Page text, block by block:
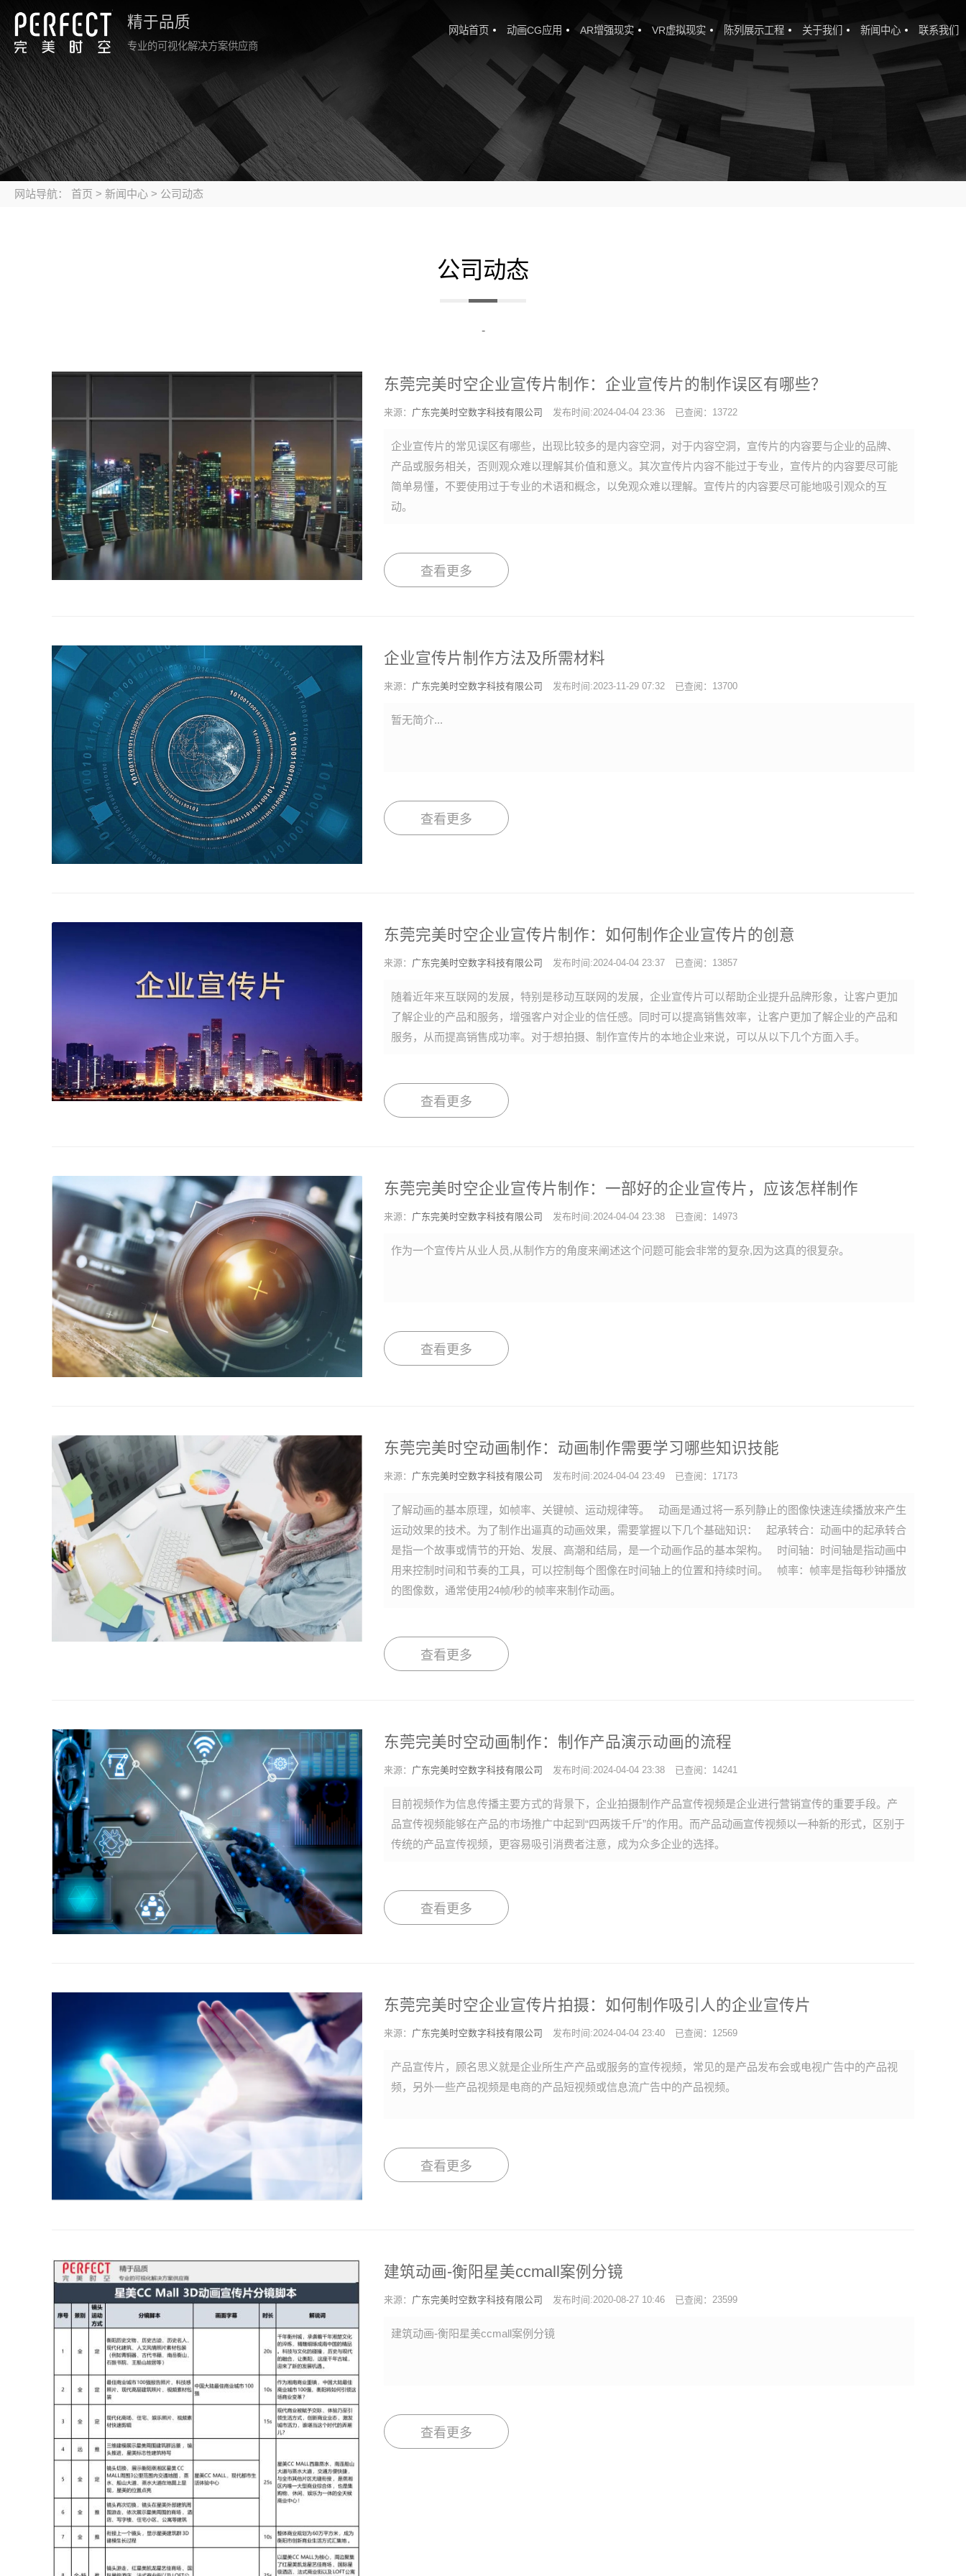
精于品质
专业的可视化解决方案供应商
网站首页 动画CG应用 AR增强现实 VR虚拟现实 陈列展示工程 关于我们 新闻中心 联系我们
网站导航： 首页 > 新闻中心 > 公司动态
公司动态
-
东莞完美时空企业宣传片制作：企业宣传片的制作误区有哪些？
来源： 广东完美时空数字科技有限公司 发布时间:2024-04-04 23:36 已查阅：13722
企业宣传片的常见误区有哪些，出现比较多的是内容空洞，对于内容空洞，宣传片的内容要与企业的品牌、
产品或服务相关，否则观众难以理解其价值和意义。其次宣传片内容不能过于专业，宣传片的内容要尽可能
简单易懂，不要使用过于专业的术语和概念，以免观众难以理解。宣传片的内容要尽可能地吸引观众的互
动。
查看更多
企业宣传片制作方法及所需材料
来源： 广东完美时空数字科技有限公司 发布时间:2023-11-29 07:32 已查阅：13700
暂无简介...
查看更多
东莞完美时空企业宣传片制作：如何制作企业宣传片的创意
来源： 广东完美时空数字科技有限公司 发布时间:2024-04-04 23:37 已查阅：13857
随着近年来互联网的发展，特别是移动互联网的发展，企业宣传片可以帮助企业提升品牌形象，让客户更加
了解企业的产品和服务，增强客户对企业的信任感。同时可以提高销售效率，让客户更加了解企业的产品和
服务，从而提高销售成功率。对于想拍摄、制作宣传片的本地企业来说，可以从以下几个方面入手。
查看更多
东莞完美时空企业宣传片制作：一部好的企业宣传片，应该怎样制作
来源： 广东完美时空数字科技有限公司 发布时间:2024-04-04 23:38 已查阅：14973
作为一个宣传片从业人员,从制作方的角度来阐述这个问题可能会非常的复杂,因为这真的很复杂。
查看更多
东莞完美时空动画制作：动画制作需要学习哪些知识技能
来源： 广东完美时空数字科技有限公司 发布时间:2024-04-04 23:49 已查阅：17173
了解动画的基本原理，如帧率、关键帧、运动规律等。 动画是通过将一系列静止的图像快速连续播放来产生
运动效果的技术。为了制作出逼真的动画效果，需要掌握以下几个基础知识： 起承转合：动画中的起承转合
是指一个故事或情节的开始、发展、高潮和结局，是一个动画作品的基本架构。 时间轴：时间轴是指动画中
用来控制时间和节奏的工具，可以控制每个图像在时间轴上的位置和持续时间。 帧率：帧率是指每秒钟播放
的图像数，通常使用24帧/秒的帧率来制作动画。
查看更多
东莞完美时空动画制作：制作产品演示动画的流程
来源： 广东完美时空数字科技有限公司 发布时间:2024-04-04 23:38 已查阅：14241
目前视频作为信息传播主要方式的背景下，企业拍摄制作产品宣传视频是企业进行营销宣传的重要手段。产
品宣传视频能够在产品的市场推广中起到“四两拨千斤”的作用。而产品动画宣传视频以一种新的形式，区别于
传统的产品宣传视频，更容易吸引消费者注意，成为众多企业的选择。
查看更多
东莞完美时空企业宣传片拍摄：如何制作吸引人的企业宣传片
来源： 广东完美时空数字科技有限公司 发布时间:2024-04-04 23:40 已查阅：12569
产品宣传片，顾名思义就是企业所生产产品或服务的宣传视频，常见的是产品发布会或电视广告中的产品视
频，另外一些产品视频是电商的产品短视频或信息流广告中的产品视频。
查看更多
建筑动画-衡阳星美ccmall案例分镜
来源： 广东完美时空数字科技有限公司 发布时间:2020-08-27 10:46 已查阅：23599
建筑动画-衡阳星美ccmall案例分镜
查看更多